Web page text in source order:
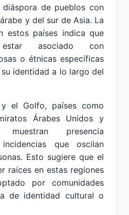
diáspora de pueblos con
y del sur de Asia. La
estos países indica que
asociado con
o étnicas específicas
identidad a lo largo del
el Golfo, países como
Árabes Unidos y
presencia
que oscilan
Esto sugiere que el
raíces en estas regiones
por comunidades
de identidad cultural o